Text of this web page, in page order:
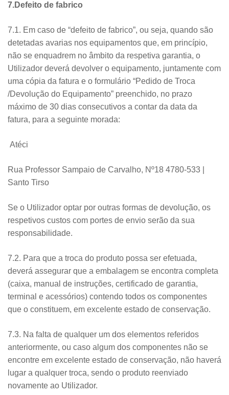
7.Defeito de fabrico
7.1. Em caso de “defeito de fabrico”, ou seja, quando são
detetadas avarias nos equipamentos que, em princípio,
não se enquadrem no âmbito da respetiva garantia, o
Utilizador deverá devolver o equipamento, juntamente com
uma cópia da fatura e o formulário “Pedido de Troca
/Devolução do Equipamento” preenchido, no prazo
máximo de 30 dias consecutivos a contar da data da
fatura, para a seguinte morada:
Atéci
Rua Professor Sampaio de Carvalho, Nº18 4780-533 |
Santo Tirso
Se o Utilizador optar por outras formas de devolução, os
respetivos custos com portes de envio serão da sua
responsabilidade.
7.2. Para que a troca do produto possa ser efetuada,
deverá assegurar que a embalagem se encontra completa
(caixa, manual de instruções, certificado de garantia,
terminal e acessórios) contendo todos os componentes
que o constituem, em excelente estado de conservação.
7.3. Na falta de qualquer um dos elementos referidos
anteriormente, ou caso algum dos componentes não se
encontre em excelente estado de conservação, não haverá
lugar a qualquer troca, sendo o produto reenviado
novamente ao Utilizador.